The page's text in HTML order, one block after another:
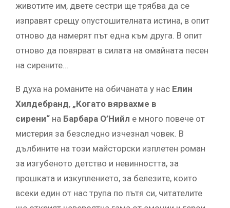
животите им, двете сестри ще трябва да се
изправят срещу опустошителната истина, в опит
отново да намерят път една към друга. В опит
отново да повярват в силата на омайната песен
на сирените…
В духа на романите на обичаната у нас Елин
Хилдебранд, „Когато вярвахме в
сирени“ на Барбара О’Нийл е много повече от
мистерия за безследно изчезнал човек. В
дълбините на този майсторски изплетен роман
за изгубеното детство и невинността, за
прошката и изкуплението, за белезите, които
всеки един от нас трупа по пътя си, читателите